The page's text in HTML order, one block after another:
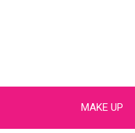
MAKE UP